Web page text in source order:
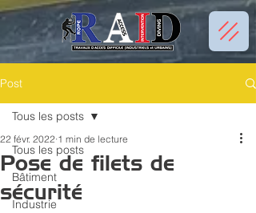
Post
Tous les posts
Bâtiment
Industrie
Tous les posts
Pose de filets de
sécurité
22 févr. 2022 1 min de lecture